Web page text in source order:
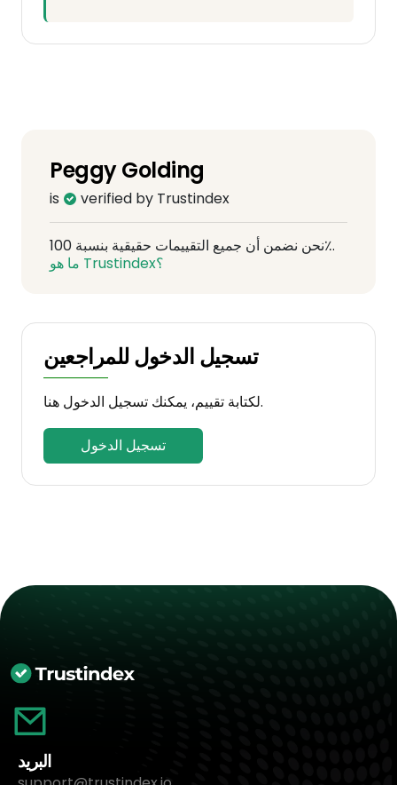
Peggy Golding
is verified by Trustindex
نحن نضمن أن جميع التقييمات حقيقية بنسبة 100٪.
ما هو Trustindex؟
تسجيل الدخول للمراجعين
لكتابة تقييم، يمكنك تسجيل الدخول هنا.
تسجيل الدخول
البريد